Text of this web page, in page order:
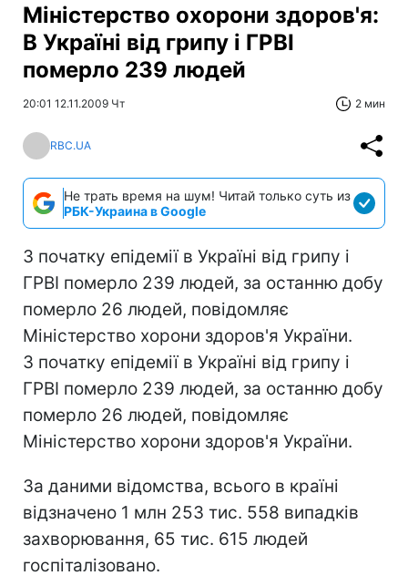
Міністерство охорони здоров'я:
В Україні від грипу і ГРВІ
померло 239 людей
20:01 12.11.2009 Чт 2 мин
RBC.UA
Не трать время на шум! Читай только суть из
РБК-Украина в Google
З початку епідемії в Україні від грипу і
ГРВІ померло 239 людей, за останню добу
померло 26 людей, повідомляє
Міністерство хорони здоров'я України.
З початку епідемії в Україні від грипу і
ГРВІ померло 239 людей, за останню добу
померло 26 людей, повідомляє
Міністерство хорони здоров'я України.
За даними відомства, всього в країні
відзначено 1 млн 253 тис. 558 випадків
захворювання, 65 тис. 615 людей
госпіталізовано.